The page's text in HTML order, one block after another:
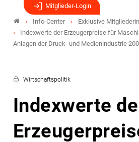
Mitglieder-Login
Info-Center
Exklusive
Indexwerte der Erzeugerpreise für
Anlagen der Druck- und Medienindustrie
Wirtschaftspolitik
Indexwerte